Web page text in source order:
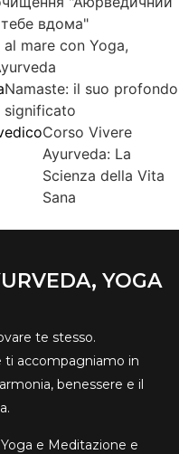
вдома"
mare con Yoga,
Namaste: il suo profondo
significato
Corso Vivere
Ayurveda: La
Scienza della Vita
Sana
YOGA
te stesso.
ti accompagniamo in
benessere e il
e Meditazione e